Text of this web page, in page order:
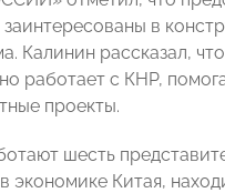
в
Калинин рассказал,
работает с КНР,
проекты.
шесть
экономике Китая,